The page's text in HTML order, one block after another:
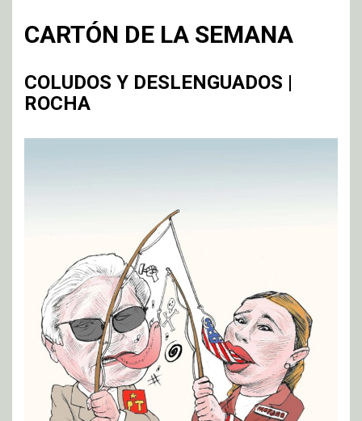
CARTÓN DE LA SEMANA
COLUDOS Y DESLENGUADOS |
ROCHA